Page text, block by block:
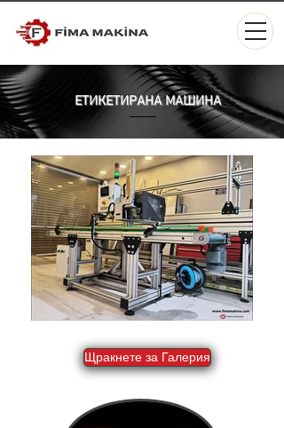
ЕТИКЕТИРАНА МАШИНА
Щракнете за Галерия